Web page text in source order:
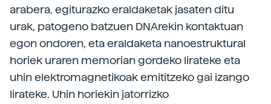
arabera, egiturazko eraldaketak jasaten ditu
urak, patogeno batzuen DNArekin kontaktuan
egon ondoren, eta eraldaketa nanoestruktural
horiek uraren memorian gordeko lirateke eta
uhin elektromagnetikoak emititzeko gai izango
lirateke. Uhin horiekin jatorrizko